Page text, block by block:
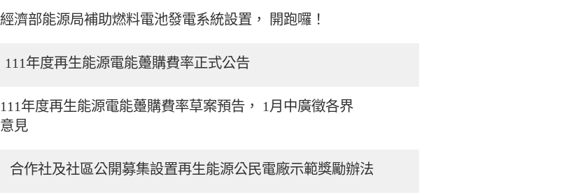
經濟部能源局補助燃料電池發電系統設置， 開跑囉！
111年度再生能源電能躉購費率正式公告
111年度再生能源電能躉購費率草案預告， 1月中廣徵各界
意見
合作社及社區公開募集設置再生能源公民電廠示範獎勵辦法